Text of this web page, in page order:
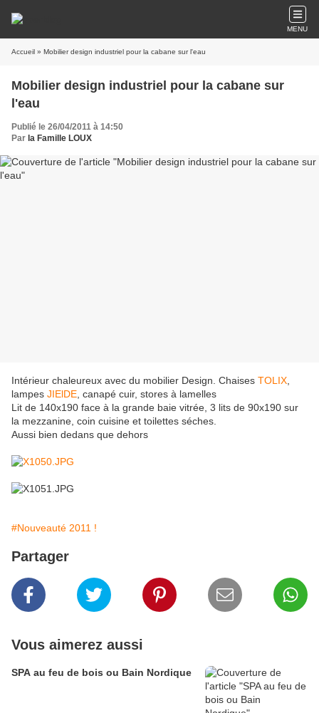
MENU
Accueil » Mobilier design industriel pour la cabane sur l'eau
Mobilier design industriel pour la cabane sur
l'eau
Publié le 26/04/2011 à 14:50
Par la Famille LOUX
Intérieur chaleureux avec du mobilier Design. Chaises TOLIX
lampes JIElDE , canapé cuir, stores à lamelles
Lit de 140x190 face à la grande baie vitrée, 3 lits de 90x190 sur
la mezzanine, coin cuisine et toilettes séches.
Aussi bien dedans que dehors
#Nouveauté 2011 !
Partager
Vous aimerez aussi
SPA au feu de bois ou Bain Nordique